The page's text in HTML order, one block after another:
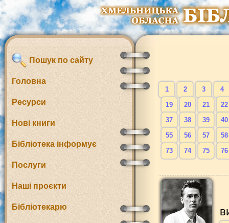
Пошук по сайту
Головна
Ресурси
Нові книги
Бібліотека інформує
Послуги
Наші проєкти
Бібліотекарю
1 2 3
4
19
20 21
22
37
38 39
40
55
56 57
58
73
74 75 76